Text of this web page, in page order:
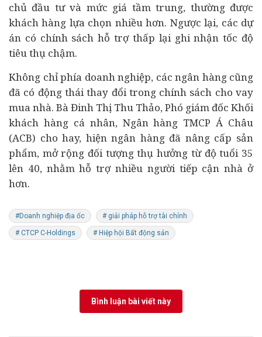
chủ đầu tư và mức giá tầm trung, thường được
khách hàng lựa chọn nhiều hơn. Ngược lại, các dự
án có chính sách hỗ trợ thấp lại ghi nhận tốc độ
tiêu thụ chậm.
Không chỉ phía doanh nghiệp, các ngân hàng cũng
đã có động thái thay đổi trong chính sách cho vay
mua nhà. Bà Đinh Thị Thu Thảo, Phó giám đốc Khối
khách hàng cá nhân, Ngân hàng TMCP Á Châu
(ACB) cho hay, hiện ngân hàng đã nâng cấp sản
phẩm, mở rộng đối tượng thụ hưởng từ độ tuổi 35
lên 40, nhằm hỗ trợ nhiều người tiếp cận nhà ở
hơn.
#Doanh nghiệp địa ốc # giải pháp hỗ trợ tài chính
# CTCP C-Holdings # Hiệp hội Bất động sản
Bình luận bài viết này